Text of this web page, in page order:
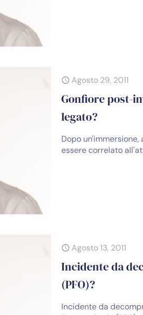
Agosto 29, 2011
Gonfiore post-
legato?
Dopo
essere correlato
Agosto 13, 2011
Incidente da
(PFO)?
Incidente da